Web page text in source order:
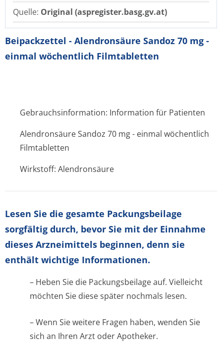
Quelle: Original (aspregister.basg.gv.at)
Beipackzettel - Alendronsäure Sandoz 70 mg -
einmal wöchentlich Filmtabletten
Gebrauchsinformation: Information für Patienten
Alendronsäure Sandoz 70 mg - einmal wöchentlich
Filmtabletten
Wirkstoff: Alendronsäure
Lesen Sie die gesamte Packungsbeilage
sorgfältig durch, bevor Sie mit der Einnahme
dieses Arzneimittels beginnen, denn sie
enthält wichtige Informationen.
– Heben Sie die Packungsbeilage auf. Vielleicht
möchten Sie diese später nochmals lesen.
– Wenn Sie weitere Fragen haben, wenden Sie
sich an Ihren Arzt oder Apotheker.